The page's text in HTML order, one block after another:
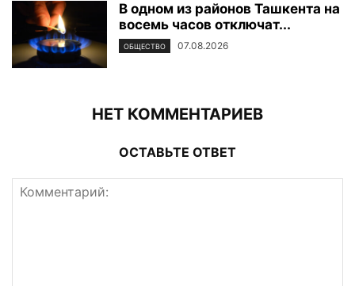
В одном из районов Ташкента на
восемь часов отключат...
ОБЩЕСТВО 07.08.2026
НЕТ КОММЕНТАРИЕВ
ОСТАВЬТЕ ОТВЕТ